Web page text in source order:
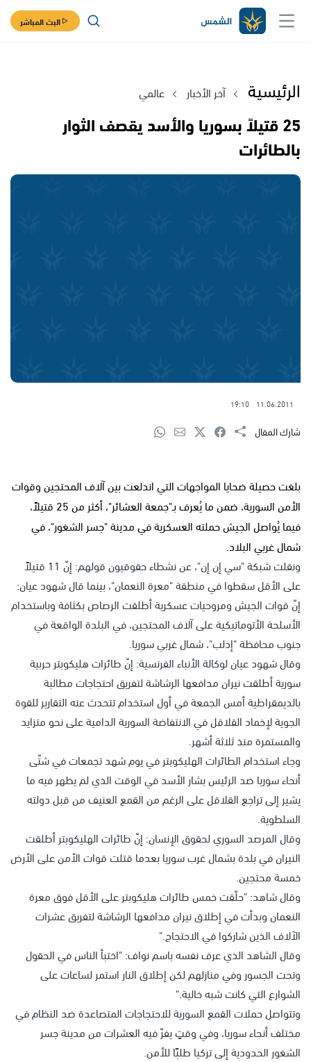
البث المباشر
الرئيسية آخر الأخبار عالمي
25 قتيلاً بسوريا والأسد يقصف الثوار
بالطائرات
11.06.2011
19:10
شارك المقال
بلغت حصيلة ضحايا المواجهات التي اندلعت بين آلاف المحتجين وقوات
الأمن السورية، ضمن ما يُعرف بـ"جمعة العشائر"، أكثر من 25 قتيلاً،
فيما يُواصل الجيش حملته العسكرية في مدينة "جسر الشغور"، في
شمال غربي البلاد.
ونقلت شبكة "سي إن إن"، عن نشطاء حقوقيون قولهم: إنّ 11 قتيلاً
على الأقل سقطوا في منطقة "معرة النعمان"، بينما قال شهود عيان:
إنّ قوات الجيش ومروحيات عسكرية أطلقت الرصاص بكثافة وباستخدام
الأسلحة الأتوماتيكية على آلاف المحتجين، في البلدة الواقعة في
جنوب محافظة "إدلب"، شمال غربي سوريا.
وقال شهود عيان لوكالة الأنباء الفرنسية: إنّ طائرات هليكوبتر حربية
سورية أطلقت نيران مدافعها الرشاشة لتفريق احتجاجات مطالبة
بالديمقراطية أمس الجمعة في أول استخدام تتحدث عنه التقارير للقوة
الجوية لإخماد القلاقل في الانتفاضة السورية الدامية على نحو متزايد
والمستمرة منذ ثلاثة أشهر.
وجاء استخدام الطائرات الهليكوبتر في يوم شهد تجمعات في شتّى
أنحاء سوريا ضد الرئيس بشار الأسد في الوقت الذي لم يظهر فيه ما
يشير إلى تراجع القلاقل على الرغم من القمع العنيف من قبل دولته
السلطوية.
وقال المرصد السوري لحقوق الإنسان: إنّ طائرات الهليكوبتر أطلقت
النيران في بلدة بشمال غرب سوريا بعدما قتلت قوات الأمن على الأرض
خمسة محتجين.
وقال شاهد: "حلّقت خمس طائرات هليكوبتر على الأقل فوق معرة
النعمان وبدأت في إطلاق نيران مدافعها الرشاشة لتفريق عشرات
الآلاف الذين شاركوا في الاحتجاج."
وقال الشاهد الذي عرف نفسه باسم نواف: "اختبأ الناس في الحقول
وتحت الجسور وفي منازلهم لكن إطلاق النار استمر لساعات على
الشوارع التي كانت شبه خالية."
وتتواصل حملات القمع السورية للاحتجاجات المتصاعدة ضد النظام في
مختلف أنحاء سوريا، وفي وقتٍ يفرّ فيه العشرات من مدينة جسر
الشغور الحدودية إلى تركيا طلبًا للأمن.